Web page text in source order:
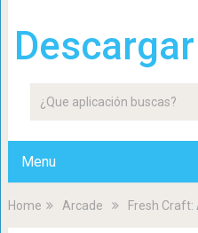
Menu
Home Arcade Fresh